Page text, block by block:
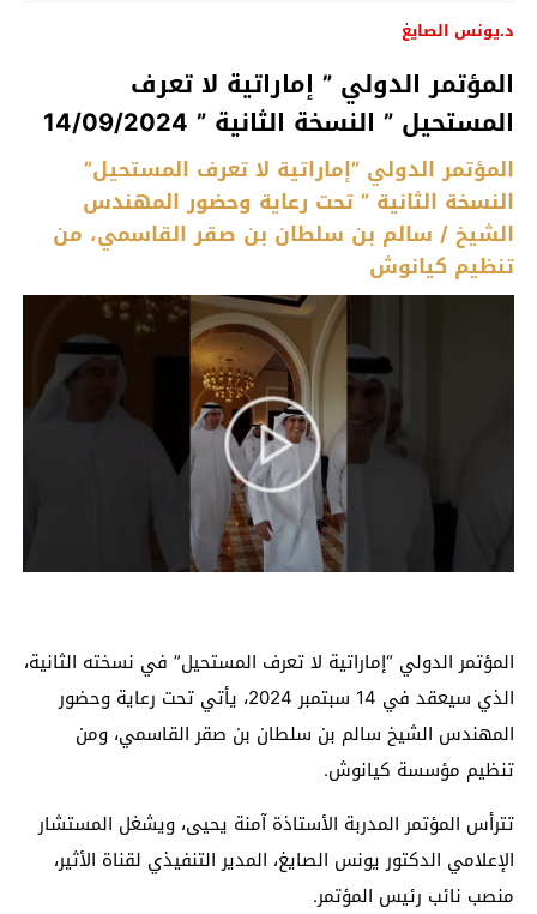
د.يونس الصايغ
المؤتمر الدولي ” إماراتية لا تعرف
المستحيل ” النسخة الثانية ” 14/09/2024
المؤتمر الدولي ”إماراتية لا تعرف المستحيل”
النسخة الثانية ” تحت رعاية وحضور المهندس
الشيخ / سالم بن سلطان بن صقر القاسمي، من
تنظيم كيانوش
المؤتمر الدولي “إماراتية لا تعرف المستحيل” في نسخته الثانية،
الذي سيعقد في 14 سبتمبر 2024، يأتي تحت رعاية وحضور
المهندس الشيخ سالم بن سلطان بن صقر القاسمي، ومن
تنظيم مؤسسة كيانوش.
تترأس المؤتمر المدربة الأستاذة آمنة يحيى، ويشغل المستشار
الإعلامي الدكتور يونس الصايغ، المدير التنفيذي لقناة الأثير،
منصب نائب رئيس المؤتمر.